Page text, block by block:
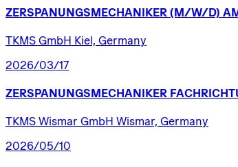
ZERSPANUNGSMECHANIKER (M/W/D)
TKMS GmbH Kiel, Germany
2026/03/17
ZERSPANUNGSMECHANIKER
TKMS Wismar GmbH Wismar, Germany
2026/05/10